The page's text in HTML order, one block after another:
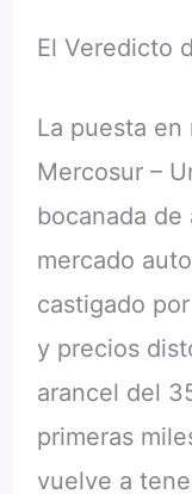
El Veredicto
La puesta en
Mercosur –
bocanada de
mercado
castigado
y precios
arancel del
primeras
vuelve a